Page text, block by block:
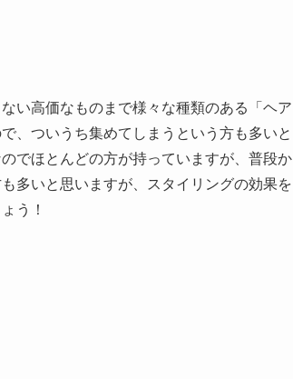
い高価なものまで様々な種類のある「ヘア
、ついうち集めてしまうという方も多いと
でほとんどの方が持っていますが、普段か
多いと思いますが、スタイリングの効果を
う！